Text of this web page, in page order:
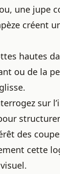
une jupe
créent
hautes
ou de la
sur
des
cette